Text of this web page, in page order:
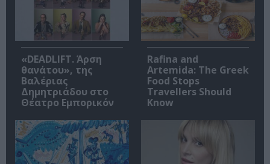
«DEADLIFT. Άρση
θανάτου», της
Βαλέριας
Δημητριάδου στο
Θέατρο Εμπορικόν
Rafina and
Artemida: The Greek
Food Stops
Travellers Should
Know